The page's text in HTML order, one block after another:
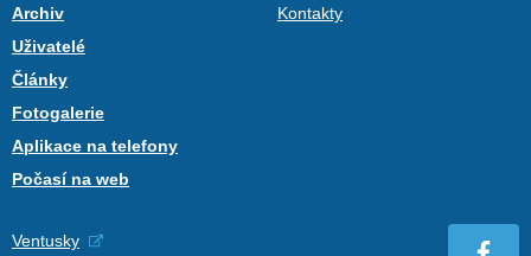
Archiv
Uživatelé
Články
Fotogalerie
Aplikace na telefony
Počasí na web
Kontakty
Ventusky